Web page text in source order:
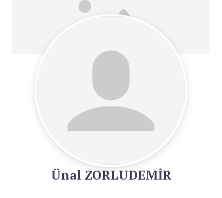
Ünal ZORLUDEMİR